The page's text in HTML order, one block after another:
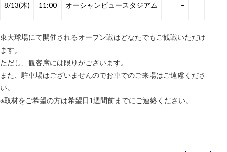
8/13(木) 11:00 オーシャンビュースタジアム –
東大球場にて開催されるオープン戦はどなたでもご観戦いただけ
ます。
ただし、観客席には限りがございます。
また、駐車場はございませんのでお車でのご来場はご遠慮くださ
い。
※取材をご希望の方は希望日1週間前までにご連絡ください。